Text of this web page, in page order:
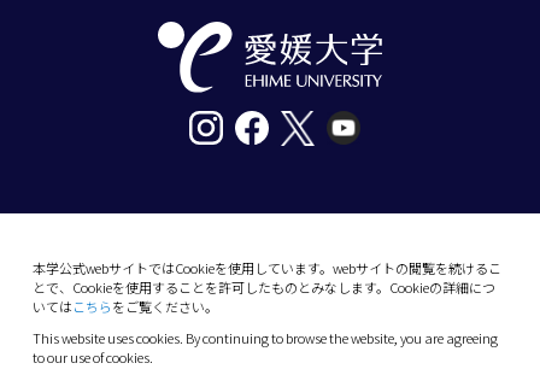
本学公式webサイトではCookieを使用しています。webサイトの閲覧を続けるこ
とで、Cookieを使用することを許可したものとみなします。Cookieの詳細につ
いてはこちらをご覧ください。
This website uses cookies. By continuing to browse the website, you are agreeing
to our use of cookies.
10-13 Dogo-Himata, Matsuyama, Ehime 790-
Phone: +81 89-927-9000